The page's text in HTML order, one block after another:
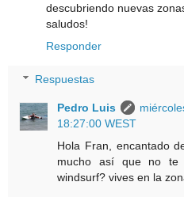
descubriendo nuevas
saludos!
Responder
Respuestas
Pedro Luis
18:27:00 WEST
Hola Fran, encantado
mucho así que no te
windsurf? vives en la